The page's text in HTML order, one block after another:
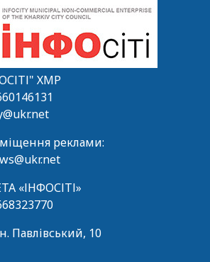
ХМР
реклами:
«ІНФОСІТІ»
Павлівський, 10